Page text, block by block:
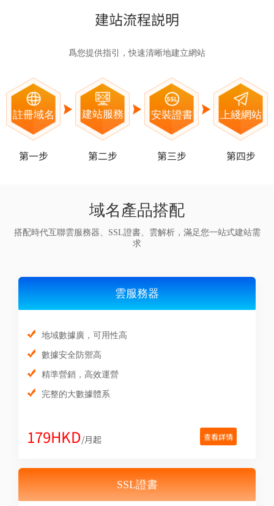
建站流程説明
爲您提供指引，快速清晰地建立網站
註冊域名
第一步
建站服務
第二步
安裝證書
第三步
上綫網站
第四步
域名產品搭配
搭配時代互聯雲服務器、SSL證書、雲解析，滿足您一站式建站需
求
雲服務器
地域數據廣，可用性高
數據安全防禦高
精準營銷，高效運營
完整的大數據體系
179HKD/月起 查看詳情
SSL證書